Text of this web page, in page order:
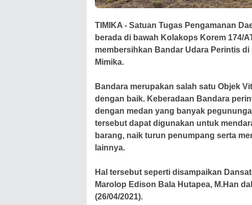
TIMIKA - Satuan Tugas Pengamanan
berada di bawah Kolakops Korem 174/
membersihkan Bandar Udara Perintis
Mimika.
Bandara merupakan salah satu Objek
dengan baik. Keberadaan Bandara
dengan medan yang banyak
tersebut dapat digunakan untuk
barang, naik turun penumpang serta
lainnya.
Hal tersebut seperti disampaikan
Marolop Edison Bala Hutapea, M.Han
(26/04/2021).